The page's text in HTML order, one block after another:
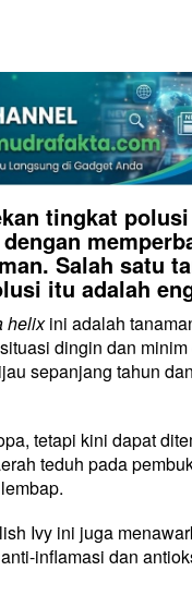
tingkat
Salah satu
itu adalah
helixini adalah
dingin dan
sepanjang tahun
tetapi kini dapat
teduh pada
Ivy ini juga
inflamasi dan